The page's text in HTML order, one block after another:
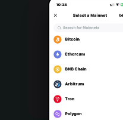
Português (Portugal)
Bahasa Indonesia